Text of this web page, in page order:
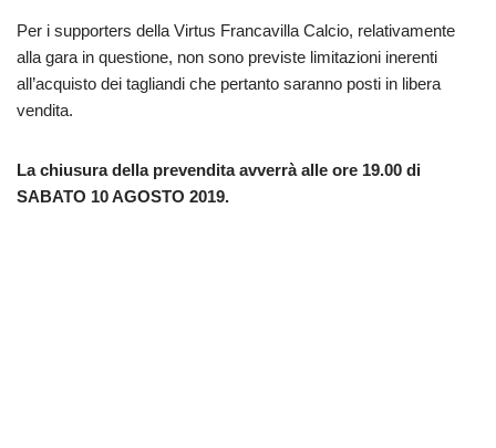
Per i supporters della Virtus Francavilla Calcio, relativamente
alla gara in questione, non sono previste limitazioni inerenti
all’acquisto dei tagliandi che pertanto saranno posti in libera
vendita.
La chiusura della prevendita avverrà alle ore 19.00 di
SABATO 10 AGOSTO 2019.